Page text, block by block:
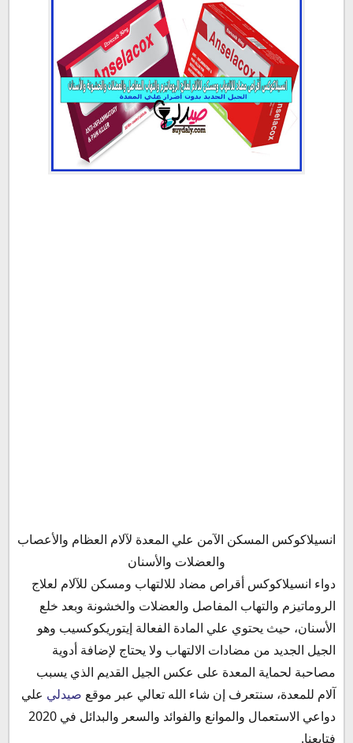
تركيب وخصائص انسيلاكوكس anselacox
دواعي استخدام أنسيلاكوكس أقراص anselacox
الآثار الجانبية لاستعمال دواء أنسيلاكوكس
موانع استخدام دواء انسيلاكوكس أقراص anselacox
فوائد دواء انسيلاكوكس anselacox
التداخلات الدوائية مع دواء انسيلاكوكس
انسيلاكوكس للأطفال
انسيلاكوكس والأسبرين
انسيلاكوكس والحمل
انسيلاكوكس المسكن الآمن علي المعدة لآلام العظام والأعصاب
والعضلات والأسنان
دواء انسيلاكوكس أقراص مضاد للالتهاب ومسكن للآلام لعلاج
الروماتيزم والتهاب المفاصل والعضلات والخشونة وبعد خلع
الأسنان، حيث يحتوي علي المادة الفعالة إيتوريكوكسيب وهو
الجيل الجديد من مضادات الالتهاب ولا يحتاج لإضافة أدوية
مصاحبة لحماية المعدة على عكس الجيل القديم الذي يسبب
آلام للمعدة، سنتعرف إن شاء الله تعالي عبر موقع صيدلي علي
دواعي الاستعمال والموانع والفوائد والسعر والبدائل في 2020
فتابعنا.